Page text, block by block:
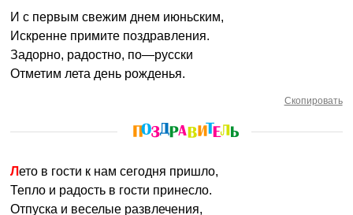
И с первым свежим днем июньским,
Искренне примите поздравления.
Задорно, радостно, по—русски
Отметим лета день рожденья.
Скопировать
Лето в гости к нам сегодня пришло,
Тепло и радость в гости принесло.
Отпуска и веселые развлечения,